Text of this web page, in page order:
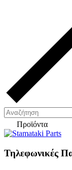
Προϊόντα
Τηλεφωνικές